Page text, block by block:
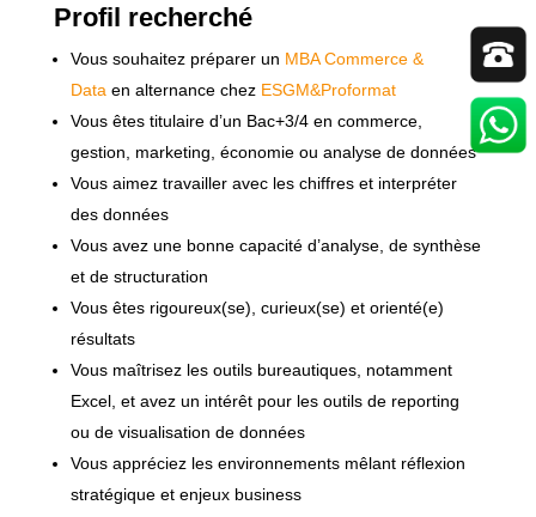
Profil recherché
Vous souhaitez préparer un MBA Commerce &
Data en alternance chez ESGM&Proformat
Vous êtes titulaire d’un Bac+3/4 en commerce,
gestion, marketing, économie ou analyse de données
Vous aimez travailler avec les chiffres et interpréter
des données
Vous avez une bonne capacité d’analyse, de synthèse
et de structuration
Vous êtes rigoureux(se), curieux(se) et orienté(e)
résultats
Vous maîtrisez les outils bureautiques, notamment
Excel, et avez un intérêt pour les outils de reporting
ou de visualisation de données
Vous appréciez les environnements mêlant réflexion
stratégique et enjeux business